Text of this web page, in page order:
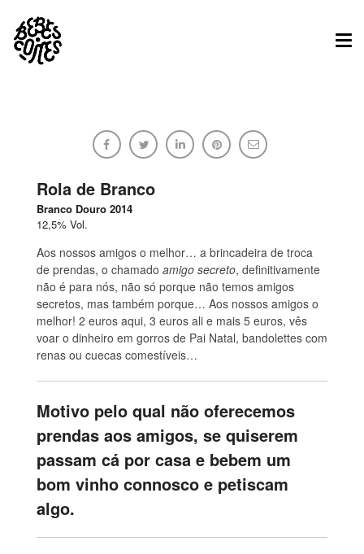
Amigo Secreto
Bebes.Comes
Rola de Branco
Branco Douro 2014
12,5% Vol.
Aos nossos amigos o melhor… a brincadeira de troca
de prendas, o chamado amigo secreto, definitivamente
não é para nós, não só porque não temos amigos
secretos, mas também porque… Aos nossos amigos o
melhor! 2 euros aqui, 3 euros ali e mais 5 euros, vês
voar o dinheiro em gorros de Pai Natal, bandolettes com
renas ou cuecas comestíveis…
Motivo pelo qual não oferecemos
prendas aos amigos, se quiserem
passam cá por casa e bebem um
bom vinho connosco e petiscam
algo.